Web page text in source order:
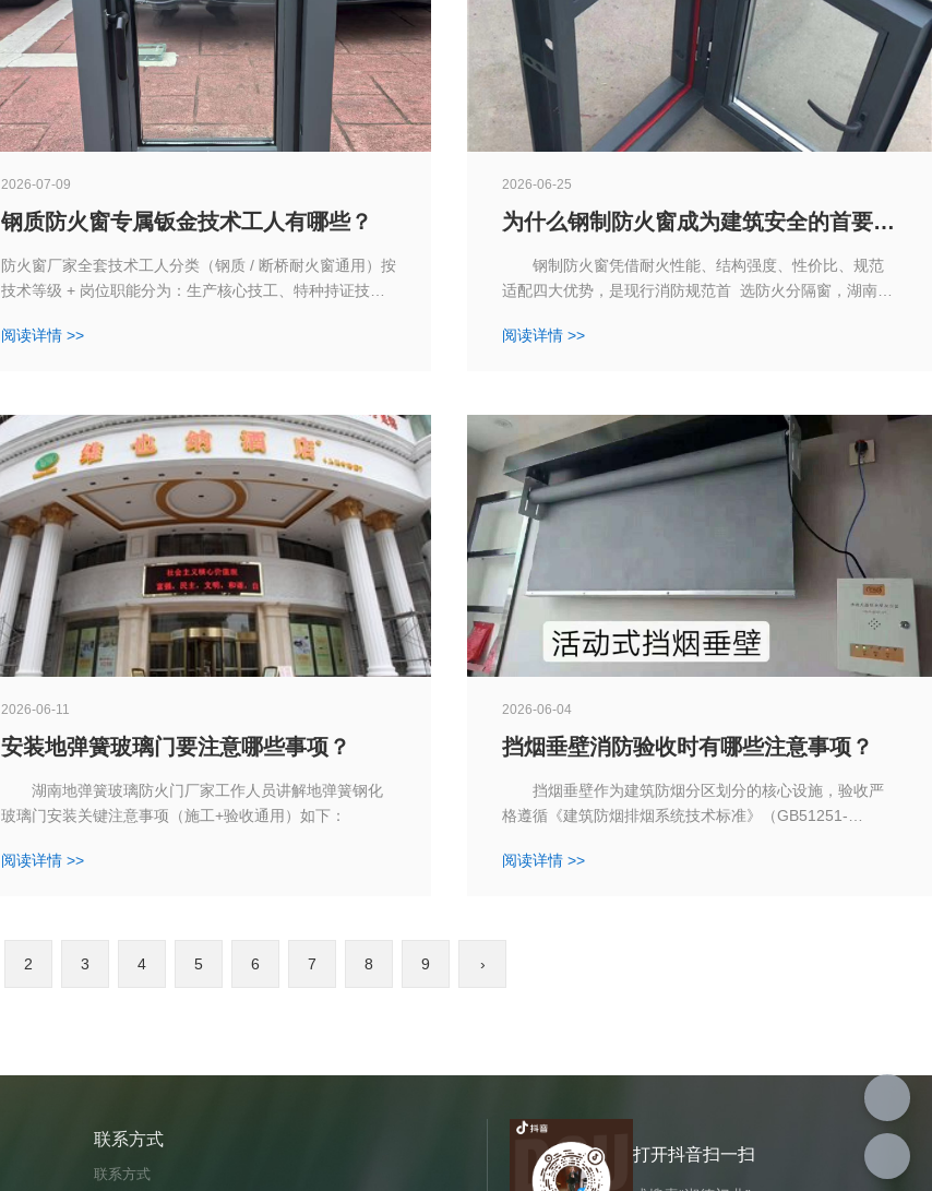
2026-07-09
钢质防火窗专属钣金技术工人有哪些？
防火窗厂家全套技术工人分类（钢质 / 断桥耐火窗通用）按
技术等级 + 岗位职能分为：生产核心技工、特种持证技
类，覆盖钢质防火窗、断桥隔热耐火窗全生产链条。
阅读详情 >>
2026-06-25
为什么钢制防火窗成为建筑安全的首要选
钢制防火窗凭借耐火性能、结构强度、性价比、规范
适配四大优势，是现行消防规范首 选防火分隔窗，湖南防
阅读详情 >>
2026-06-11
安装地弹簧玻璃门要注意哪些事项？
湖南地弹簧玻璃防火门厂家工作人员讲解地弹簧钢化
玻璃门安装关键注意事项（施工+验收通用）如下：
阅读详情 >>
2026-06-04
挡烟垂壁消防验收时有哪些注意事项？
挡烟垂壁作为建筑防烟分区划分的核心设施，验收严
格遵循《建筑防烟排烟系统技术标准》（GB51251-
验收核心围绕资料合规、安装质量、尺寸参数、运行功
挡烟垂壁。
阅读详情 >>
2 3 4 5 6 7 8 9 ›
联系方式
联系方式
打开抖音扫一扫